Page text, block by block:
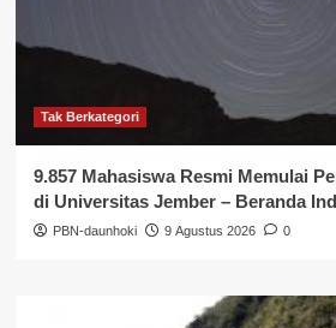
Tak Berkategori
9.857 Mahasiswa Resmi Memulai
di Universitas Jember – Beranda
PBN-daunhoki 9 Agustus 2026 0